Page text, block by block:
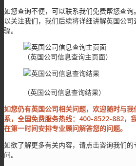
如您查询不便，可以联系我们免费帮您查询
以关注我们，我们后续将详细讲解英国公司
骤。
（英国公司信息查询主页面）
（英国公司信息查询结果）
如您仍有英国公司相关问题，欢迎随时与我
系，全国免费服务热线：400-8522-882，
在第一时间安排专业顾问解答您的问题。
如欲了解更多有关内容，请点击咨询我们的
问。